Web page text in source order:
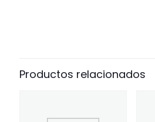
Productos relacionados